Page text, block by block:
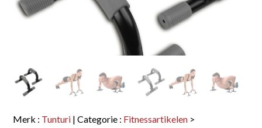
Merk : Tunturi | Categorie : Fitnessartikelen >